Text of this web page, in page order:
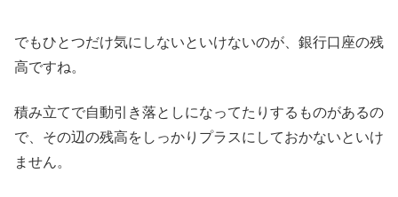
でもひとつだけ気にしないといけないのが、銀行口座の残
高ですね。
積み立てで自動引き落としになってたりするものがあるの
で、その辺の残高をしっかりプラスにしておかないといけ
ません。